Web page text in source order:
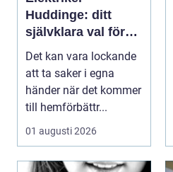
Huddinge: ditt
självklara val för
säker elinstallation
Det kan vara lockande
att ta saker i egna
händer när det kommer
till hemförbättr...
01 augusti 2026